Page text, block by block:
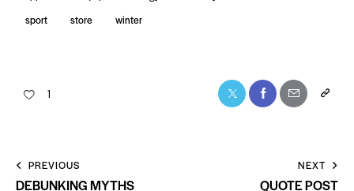
sport
store winter
1
PREVIOUS
DEBUNKING MYTHS
NEXT
QUOTE POST